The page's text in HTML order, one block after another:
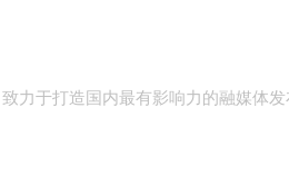
力于打造国内最有影响力的融媒体发